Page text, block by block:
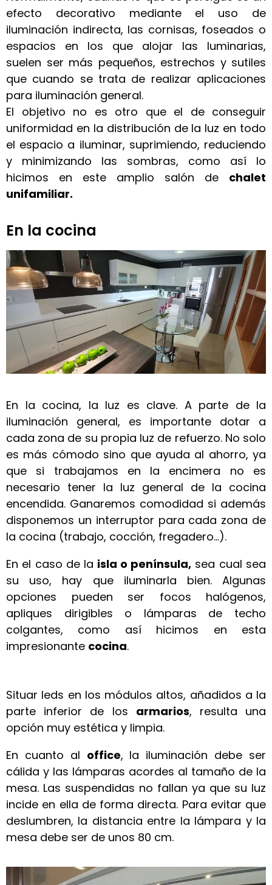
efecto decorativo mediante el uso de
iluminación indirecta, las cornisas, foseados o
espacios en los que alojar las luminarias,
suelen ser más pequeños, estrechos y sutiles
que cuando se trata de realizar aplicaciones
para iluminación general.
El objetivo no es otro que el de conseguir
uniformidad en la distribución de la luz en todo
el espacio a iluminar, suprimiendo, reduciendo
y minimizando las sombras, como así lo
hicimos en este amplio salón de chalet
unifamiliar.
En la cocina
En la cocina, la luz es clave. A parte de la
iluminación general, es importante dotar a
cada zona de su propia luz de refuerzo. No solo
es más cómodo sino que ayuda al ahorro, ya
que si trabajamos en la encimera no es
necesario tener la luz general de la cocina
encendida. Ganaremos comodidad si además
disponemos un interruptor para cada zona de
la cocina (trabajo, cocción, fregadero…).
En el caso de la isla o península, sea cual sea
su uso, hay que iluminarla bien. Algunas
opciones pueden ser focos halógenos,
apliques dirigibles o lámparas de techo
colgantes, como así hicimos en esta
impresionante cocina.
Situar leds en los módulos altos, añadidos a la
parte inferior de los armarios, resulta una
opción muy estética y limpia.
En cuanto al office, la iluminación debe ser
cálida y las lámparas acordes al tamaño de la
mesa. Las suspendidas no fallan ya que su luz
incide en ella de forma directa. Para evitar que
deslumbren, la distancia entre la lámpara y la
mesa debe ser de unos 80 cm.